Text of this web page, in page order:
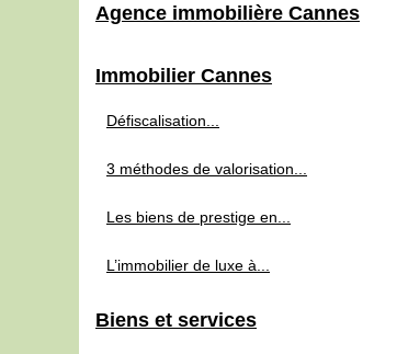
Agence immobilière Cannes
Immobilier Cannes
Défiscalisation...
3 méthodes de valorisation...
Les biens de prestige en...
L’immobilier de luxe à...
Biens et services